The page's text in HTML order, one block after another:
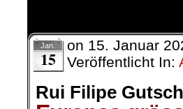
Jan.
15
on 15. Januar
Veröffentlicht In:
Rui Filipe